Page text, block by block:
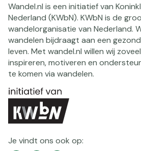
Wandel.nl is een initiatief van
Nederland (KWbN). KWbN is de
wandelorganisatie van Nederland.
wandelen bijdraagt aan een
leven. Met wandel.nl willen wij
inspireren, motiveren en
te komen via wandelen.
Je vindt ons ook op: